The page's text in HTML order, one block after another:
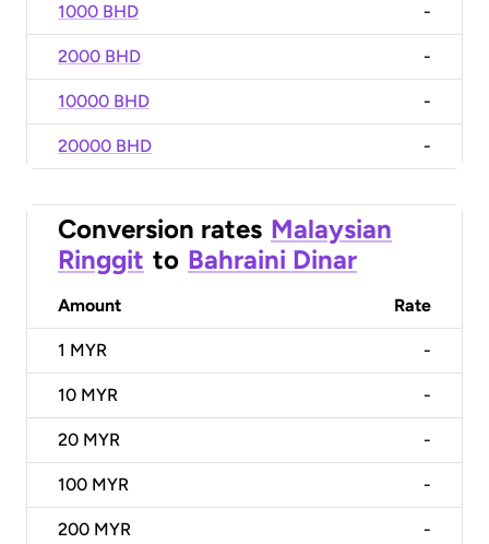
1000 BHD -
2000 BHD -
10000 BHD -
20000 BHD -
Conversion rates Malaysian
Ringgit to Bahraini Dinar
Amount Rate
1 MYR -
10 MYR -
20 MYR -
100 MYR -
200 MYR -